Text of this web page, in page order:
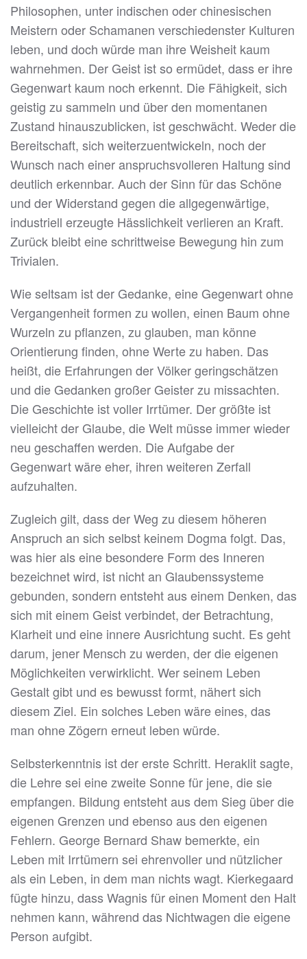
Philosophen, unter indischen oder chinesischen
Meistern oder Schamanen verschiedenster Kulturen
leben, und doch würde man ihre Weisheit kaum
wahrnehmen. Der Geist ist so ermüdet, dass er ihre
Gegenwart kaum noch erkennt. Die Fähigkeit, sich
geistig zu sammeln und über den momentanen
Zustand hinauszublicken, ist geschwächt. Weder die
Bereitschaft, sich weiterzuentwickeln, noch der
Wunsch nach einer anspruchsvolleren Haltung sind
deutlich erkennbar. Auch der Sinn für das Schöne
und der Widerstand gegen die allgegenwärtige,
industriell erzeugte Hässlichkeit verlieren an Kraft.
Zurück bleibt eine schrittweise Bewegung hin zum
Trivialen.
Wie seltsam ist der Gedanke, eine Gegenwart ohne
Vergangenheit formen zu wollen, einen Baum ohne
Wurzeln zu pflanzen, zu glauben, man könne
Orientierung finden, ohne Werte zu haben. Das
heißt, die Erfahrungen der Völker geringschätzen
und die Gedanken großer Geister zu missachten.
Die Geschichte ist voller Irrtümer. Der größte ist
vielleicht der Glaube, die Welt müsse immer wieder
neu geschaffen werden. Die Aufgabe der
Gegenwart wäre eher, ihren weiteren Zerfall
aufzuhalten.
Zugleich gilt, dass der Weg zu diesem höheren
Anspruch an sich selbst keinem Dogma folgt. Das,
was hier als eine besondere Form des Inneren
bezeichnet wird, ist nicht an Glaubenssysteme
gebunden, sondern entsteht aus einem Denken, das
sich mit einem Geist verbindet, der Betrachtung,
Klarheit und eine innere Ausrichtung sucht. Es geht
darum, jener Mensch zu werden, der die eigenen
Möglichkeiten verwirklicht. Wer seinem Leben
Gestalt gibt und es bewusst formt, nähert sich
diesem Ziel. Ein solches Leben wäre eines, das
man ohne Zögern erneut leben würde.
Selbsterkenntnis ist der erste Schritt. Heraklit sagte,
die Lehre sei eine zweite Sonne für jene, die sie
empfangen. Bildung entsteht aus dem Sieg über die
eigenen Grenzen und ebenso aus den eigenen
Fehlern. George Bernard Shaw bemerkte, ein
Leben mit Irrtümern sei ehrenvoller und nützlicher
als ein Leben, in dem man nichts wagt. Kierkegaard
fügte hinzu, dass Wagnis für einen Moment den Halt
nehmen kann, während das Nichtwagen die eigene
Person aufgibt.